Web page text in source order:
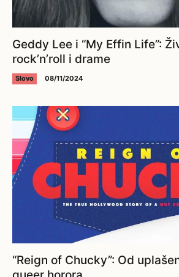
Geddy Lee i “My Effin Life”:
rock’n’roll i drame
Slovo 08/11/2024
“Reign of Chucky”: Od